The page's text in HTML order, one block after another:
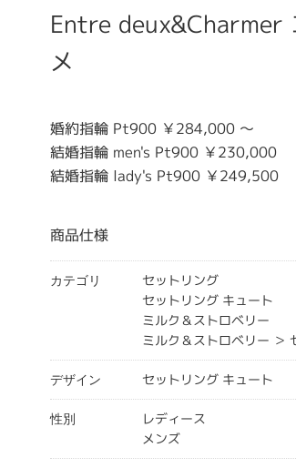
Entre deux&Charmer
メ
婚約指輪 Pt900 ￥284,000 〜
結婚指輪 men's Pt900 ￥230,000
結婚指輪 lady's Pt900 ￥249,500
商品仕様
カテゴリ
セットリング
セットリング キュート
ミルク＆ストロベリー
ミルク＆ストロベリー ＞
デザイン セットリング キュート
性別
レディース
メンズ